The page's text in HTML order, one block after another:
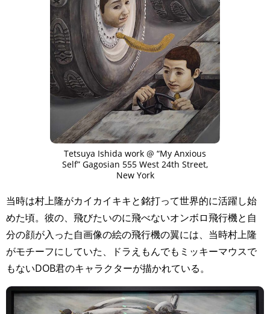
Tetsuya Ishida work @ “My Anxious
Self” Gagosian 555 West 24th Street,
New York
⁡当時は村上隆がカイカイキキと銘打って世界的に活躍し始
めた頃。彼の、飛びたいのに飛べないオンボロ飛行機と自
分の顔が入った自画像の絵の飛行機の翼には、当時村上隆
がモチーフにしていた、ドラえもんでもミッキーマウスで
もないDOB君のキャラクターが描かれている。⁡